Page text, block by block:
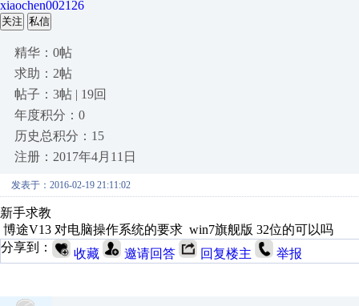
xiaochen002126
关注 私信
精华：0帖
求助：2帖
帖子：3帖 | 19回
年度积分：0
历史总积分：15
注册：2017年4月11日
发表于：2016-02-19 21:11:02
新手求教
博途V13 对电脑操作系统的要求 win7旗舰版 32位的可以吗
分享到：
收藏 邀请回答 回复楼主 举报